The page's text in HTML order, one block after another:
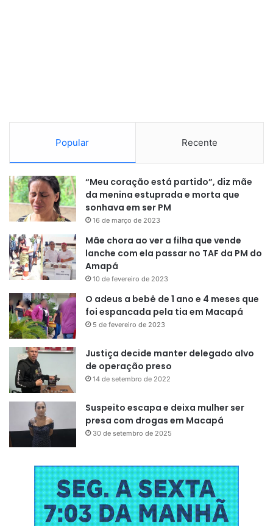
transformar a arte em um espaço
de afeto, memória e resistência,
reafirmando que os rios
amazônicos são patrimônios
vivos e inegociáveis para os
povos que habitam esta região”,
destaca.
A visitação permanecerá aberta ao público até o dia 22 de
junho, durante o horário de expediente do Centro Cândido
projeto Exportinari, uma iniciativa do próprio Centro.
Popular Recente
“Meu coração está partido”, diz mãe
da menina estuprada e morta que
sonhava em ser PM
16 de março de 2023
Mãe chora ao ver a filha que vende
lanche com ela passar no TAF da PM do
Amapá
10 de fevereiro de 2023
O adeus a bebê de 1 ano e 4 meses que
foi espancada pela tia em Macapá
5 de fevereiro de 2023
Justiça decide manter delegado alvo
de operação preso
14 de setembro de 2022
Suspeito escapa e deixa mulher ser
presa com drogas em Macapá
30 de setembro de 2025